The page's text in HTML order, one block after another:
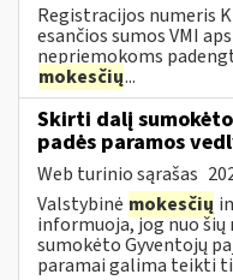
Registracijos numeris
esančios sumos VMI
nepriemokoms
mokesčių...
Skirti dalį
padės paramos
Web turinio sąrašas
Valstybinė mokesčių
informuoja, jog nuo
sumokėto Gyventojų
paramai galima teikti